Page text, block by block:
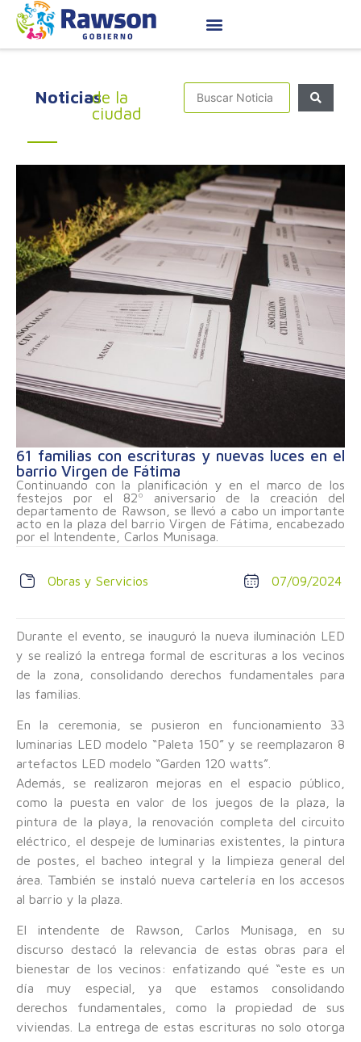
Noticiasde la
ciudad
61 familias con escrituras y nuevas luces en el
barrio Virgen de Fátima
Continuando con la planificación y en el marco de los
festejos por el 82º aniversario de la creación del
departamento de Rawson, se llevó a cabo un importante
acto en la plaza del barrio Virgen de Fátima, encabezado
por el Intendente, Carlos Munisaga.
Obras y Servicios 07/09/2024
Durante el evento, se inauguró la nueva iluminación LED
y se realizó la entrega formal de escrituras a los vecinos
de la zona, consolidando derechos fundamentales para
las familias.
En la ceremonia, se pusieron en funcionamiento 33
luminarias LED modelo “Paleta 150” y se reemplazaron 8
artefactos LED modelo “Garden 120 watts”.
Además, se realizaron mejoras en el espacio público,
como la puesta en valor de los juegos de la plaza, la
pintura de la playa, la renovación completa del circuito
eléctrico, el despeje de luminarias existentes, la pintura
de postes, el bacheo integral y la limpieza general del
área. También se instaló nueva cartelería en los accesos
al barrio y la plaza.
El intendente de Rawson, Carlos Munisaga, en su
discurso destacó la relevancia de estas obras para el
bienestar de los vecinos: enfatizando qué “este es un
día muy especial, ya que estamos consolidando
derechos fundamentales, como la propiedad de sus
viviendas. La entrega de estas escrituras no solo otorga